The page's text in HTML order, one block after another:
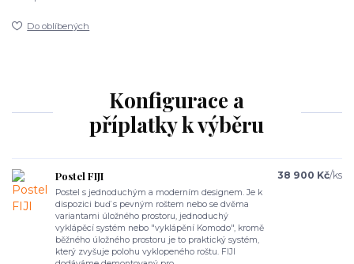
Do oblíbených
Konfigurace a
příplatky k výběru
Postel FIJI
Postel s jednoduchým a moderním designem. Je k
dispozici buď s pevným roštem nebo se dvěma
variantami úložného prostoru, jednoduchý
vyklápěcí systém nebo "vyklápění Komodo", kromě
běžného úložného prostoru je to praktický systém,
který zvyšuje polohu vyklopeného roštu. FIJI
38 900 Kč/ks